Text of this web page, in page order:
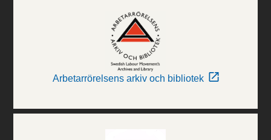
Arbetarrörelsens arkiv och bibliotek